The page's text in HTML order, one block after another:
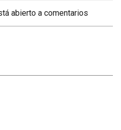
abierto a comentarios